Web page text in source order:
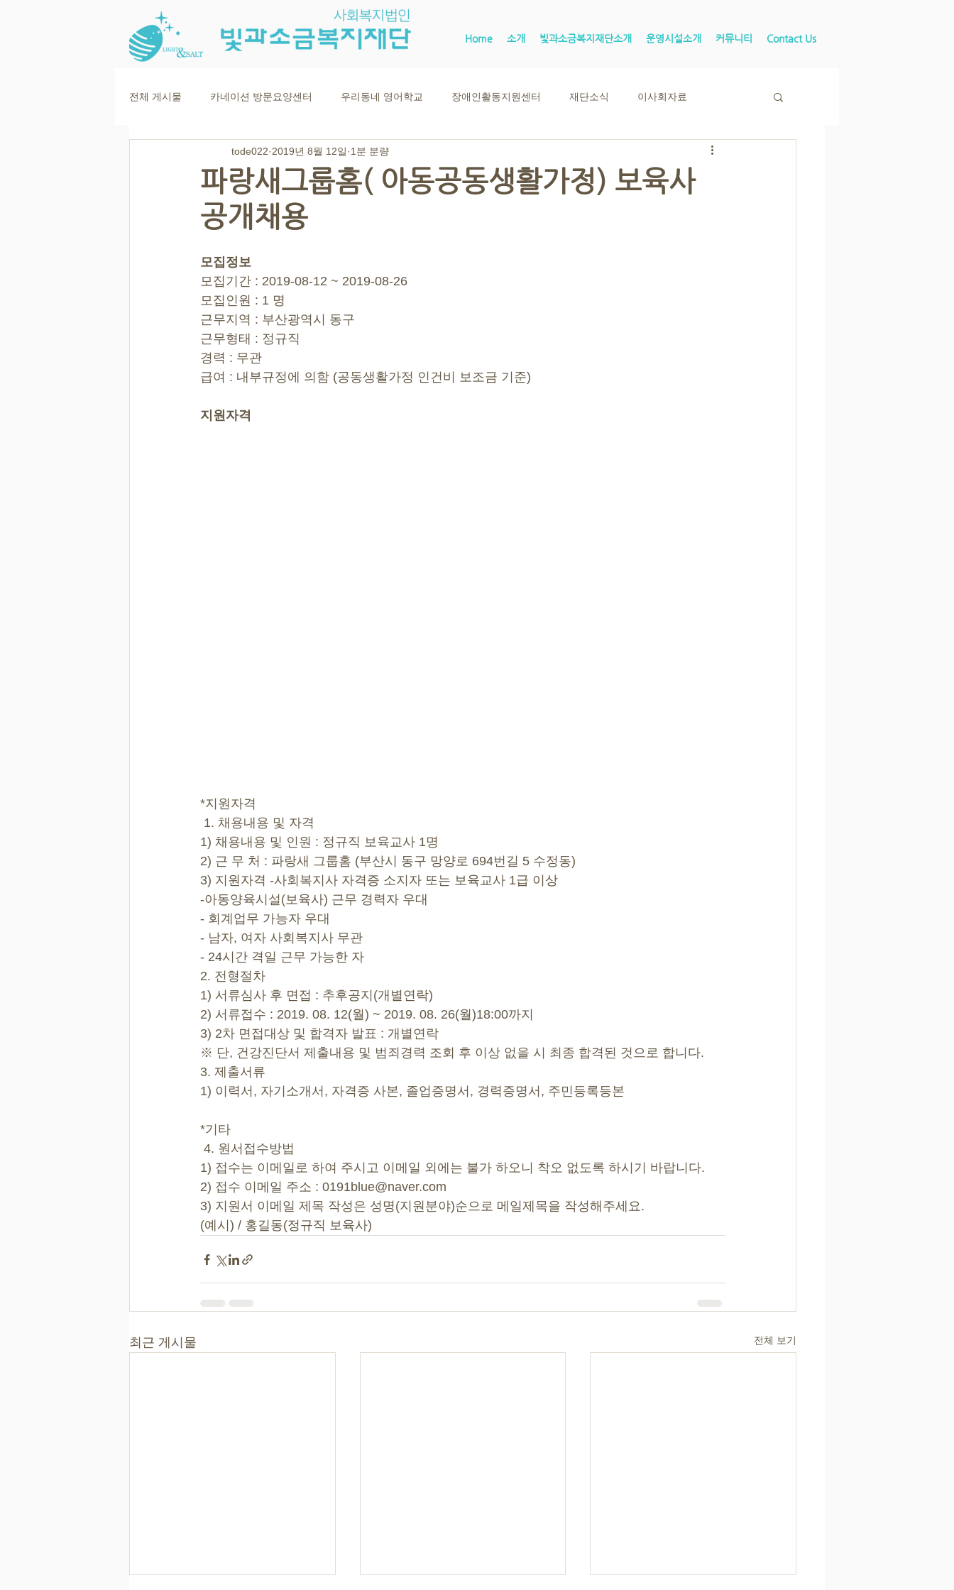
Home 소개 빛과소금복지재단소개 운영시설소개 커뮤니티 Contact Us
전체 게시물 카네이션 방문요양센터 우리동네 영어학교 장애인활동지원센터 재단소식 이사회자료
파랑새그룹홈( 아동공동생활가정) 보육사
공개채용
tode022 2019년 8월 12일 1분 분량
모집정보
모집기간 : 2019-08-12 ~ 2019-08-26
모집인원 : 1 명
근무지역 : 부산광역시 동구
근무형태 : 정규직
경력 : 무관
급여 : 내부규정에 의함 (공동생활가정 인건비 보조금 기준)
지원자격
*지원자격
1. 채용내용 및 자격
1) 채용내용 및 인원 : 정규직 보육교사 1명
2) 근 무 처 : 파랑새 그룹홈 (부산시 동구 망양로 694번길 5 수정동)
3) 지원자격 -사회복지사 자격증 소지자 또는 보육교사 1급 이상
-아동양육시설(보육사) 근무 경력자 우대
- 회계업무 가능자 우대
- 남자, 여자 사회복지사 무관
- 24시간 격일 근무 가능한 자
2. 전형절차
1) 서류심사 후 면접 : 추후공지(개별연락)
2) 서류접수 : 2019. 08. 12(월) ~ 2019. 08. 26(월)18:00까지
3) 2차 면접대상 및 합격자 발표 : 개별연락
※ 단, 건강진단서 제출내용 및 범죄경력 조회 후 이상 없을 시 최종 합격된 것으로 합니다.
3. 제출서류
1) 이력서, 자기소개서, 자격증 사본, 졸업증명서, 경력증명서, 주민등록등본
*기타
4. 원서접수방법
1) 접수는 이메일로 하여 주시고 이메일 외에는 불가 하오니 착오 없도록 하시기 바랍니다.
2) 접수 이메일 주소 : 0191blue@naver.com
3) 지원서 이메일 제목 작성은 성명(지원분야)순으로 메일제목을 작성해주세요.
(예시) / 홍길동(정규직 보육사)
최근 게시물 전체 보기